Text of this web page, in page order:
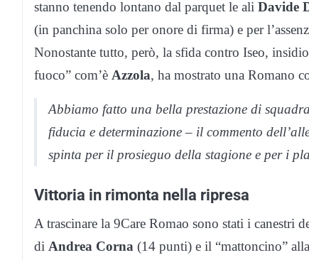
stanno tenendo lontano dal parquet le ali Davide
(in panchina solo per onore di firma) e per
Nonostante tutto, però, la sfida contro Iseo,
fuoco” com’è Azzola, ha mostrato una Romano
Abbiamo fatto una bella prestazione di
fiducia e determinazione – il commento
spinta per il prosieguo della stagione e per i
Vittoria in rimonta nella ripresa
A trascinare la 9Care Romao sono stati i canestri
di Andrea Corna (14 punti) e il “mattoncino”